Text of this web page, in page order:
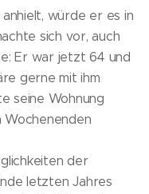
würde er es in
sich vor, auch
Er war jetzt 64 und
gerne mit ihm
seine Wohnung
Wochenenden
der
letzten Jahres